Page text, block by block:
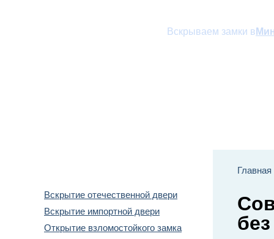
Вскрываем замки в
Вскрытие отечественной двери
Вскрытие импортной двери
Открытие взломостойкого замка
Главная